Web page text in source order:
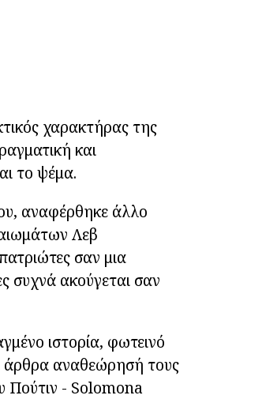
χαρακτήρας της
και
το ψέμα.
αναφέρθηκε άλλο
Λεβ
σαν μια
συχνά ακούγεται σαν
ιστορία, φωτεινό
άρθρα αναθεώρησή τους
Πούτιν - Solomona